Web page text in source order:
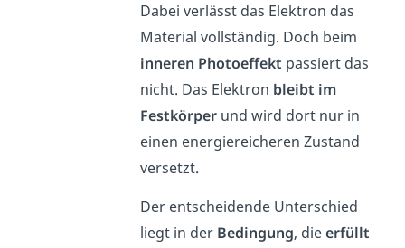
Dabei verlässt das Elektron das
Material vollständig. Doch beim
inneren Photoeffekt passiert das
nicht. Das Elektron bleibt im
Festkörper und wird dort nur in
einen energiereicheren Zustand
versetzt.
Der entscheidende Unterschied
liegt in der Bedingung, dieerfüllt